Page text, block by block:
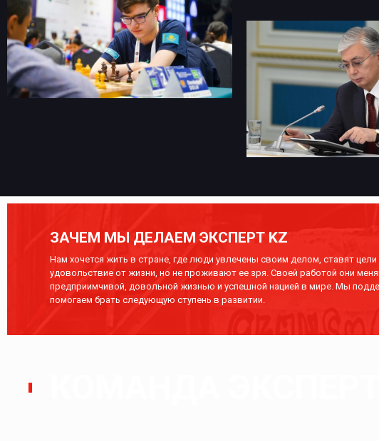
ЗАЧЕМ МЫ ДЕЛАЕМ ЭКСПЕРТ KZ
Нам хочется жить в стране, где люди увлечены своим делом, ставят
удовольствие от жизни, но не проживают ее зря. Своей работой они
предприимчивой, довольной жизнью и успешной нацией в мире. Мы
помогаем брать следующую ступень в развитии.